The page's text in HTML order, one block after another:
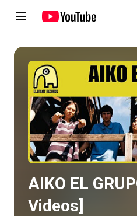
Play all
AIKO EL
Videos]